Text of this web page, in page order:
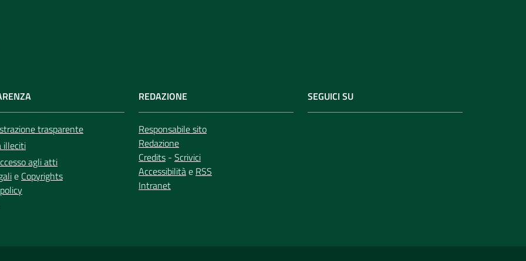
trasparente
illeciti
agli atti
e Copyrights
REDAZIONE
Responsabile sito
Redazione
Credits - Scrivici
Accessibilitàe RSS
Intranet
SEGUICI SU